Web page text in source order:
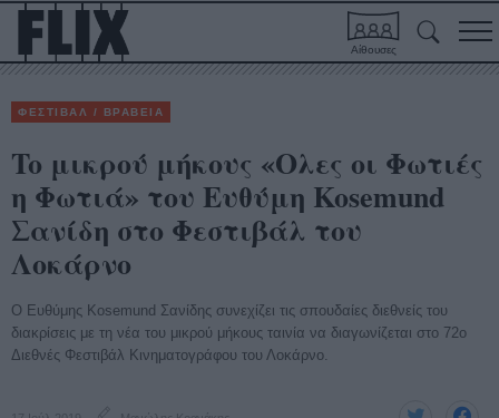
Αίθουσες
ΦΕΣΤΙΒΑΛ / ΒΡΑΒΕΙΑ
To μικρού μήκους «Ολες οι Φωτιές
η Φωτιά» του Ευθύμη Kosemund
Σανίδη στο Φεστιβάλ του
Λοκάρνο
Ο Ευθύμης Kosemund Σανίδης συνεχίζει τις σπουδαίες διεθνείς του
διακρίσεις με τη νέα του μικρού μήκους ταινία να διαγωνίζεται στο 72ο
Διεθνές Φεστιβάλ Κινηματογράφου του Λοκάρνο.